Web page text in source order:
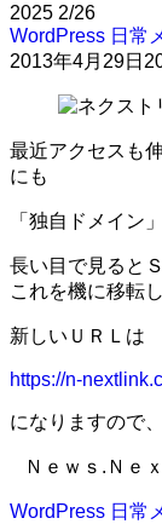
2025 2/26
WordPress 日常
2013年4月29日
最近アクセスも
にも
「独自ドメイン
長い目で見ると
これを機に移転し
新しいＵＲＬは
https://n-
になりますので
Ｎｅｗｓ.Ｎｅ
WordPress 日常